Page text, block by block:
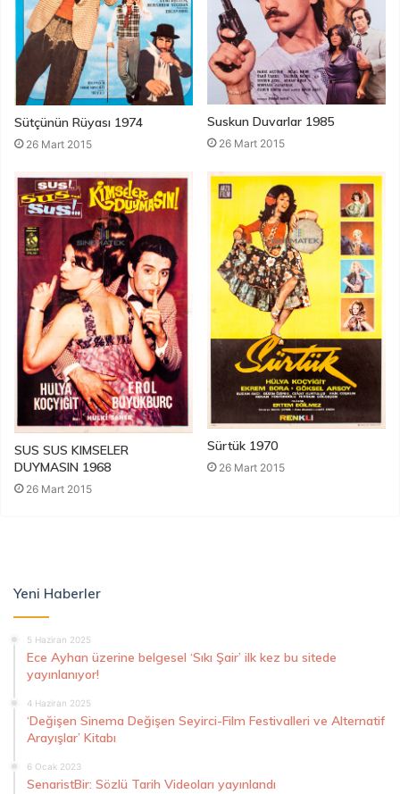
Sütçünün Rüyası 1974
26 Mart 2015
Suskun Duvarlar 1985
26 Mart 2015
SUS SUS KIMSELER
DUYMASIN 1968
26 Mart 2015
Sürtük 1970
26 Mart 2015
Yeni Haberler
5 Haziran 2025
Ece Ayhan üzerine belgesel ‘Sıkı Şair’ ilk kez bu sitede
yayınlanıyor!
4 Haziran 2025
‘Değişen Sinema Değişen Seyirci-Film Festivalleri ve Alternatif
Arayışlar’ Kitabı
6 Ocak 2023
SenaristBir: Sözlü Tarih Videoları yayınlandı